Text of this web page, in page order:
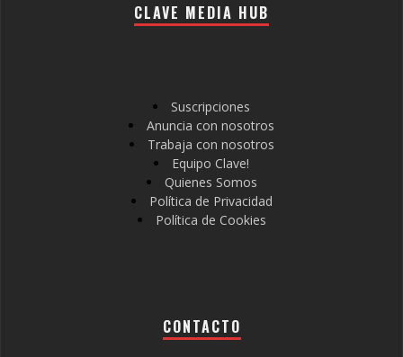
CLAVE MEDIA HUB
Suscripciones
Anuncia con nosotros
Trabaja con nosotros
Equipo Clave!
Quienes Somos
Política de Privacidad
Política de Cookies
CONTACTO